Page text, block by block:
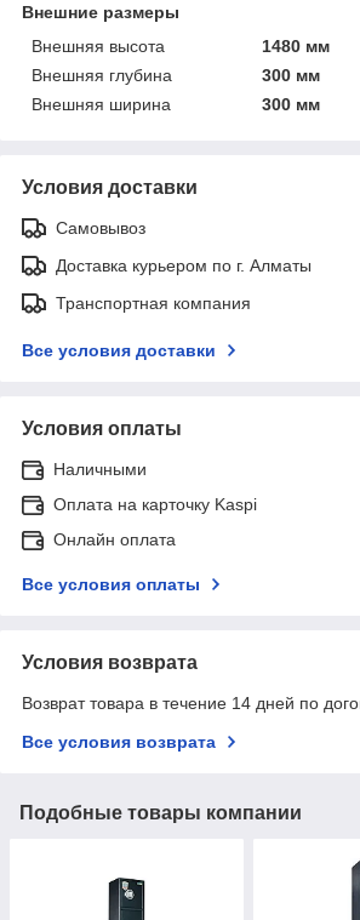
Внешние размеры
Внешняя высота
1480 мм
Внешняя глубина
300 мм
Внешняя ширина
300 мм
Условия доставки
Самовывоз
Доставка курьером по г. Алматы
Транспортная компания
Все условия доставки
Условия оплаты
Наличными
Оплата на карточку Kaspi
Онлайн оплата
Все условия оплаты
Условия возврата
Возврат товара в течение 14 дней по
Все условия возврата
Подобные товары компании